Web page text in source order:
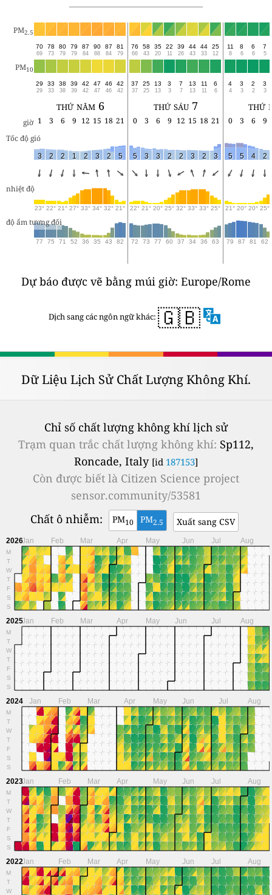
PM2.5
70
69
78
73
80
79
79
79
87
84
90
88
87
84
81
79
76
66
58
43
35
20
22
11
39
26
44
43
44
33
25
12
11
8
8
6
6
6
7
5
PM10
29
29
33
33
38
38
39
39
42
42
47
47
46
46
42
42
37
37
25
25
13
13
3
3
7
7
13
13
11
11
6
6
4
4
3
3
2
2
3
3
thứ năm 6 thứ sáu 7 thứ
giờ 1 3 6 9 12 15 18 21 0 3 6 9 12 15 18 21 0 3 6
9
Tốc độ gió
3 2 2 1 2 3 2 5 5 3 3 2 2 3 2 3 5 5 4 2
nhiệt độ
23° 22° 21° 27° 33° 34° 32° 21° 22° 21° 20° 25° 32° 33° 33° 25° 21° 20° 20° 25°
độ ẩm tương đối
77 75 71 52 36 35 43 82 72 73 77 60 37 34 36 63 79 87 81 62
Dự báo được vẽ bằng múi giờ: Europe/Rome
Dịch sang các ngôn ngữ khác: 🇬🇧
Dữ Liệu Lịch Sử Chất Lượng Không Khí.
Chỉ số chất lượng không khí lịch sử
Trạm quan trắc chất lượng không khí: Sp112,
Roncade, Italy [id 187153]
Còn được biết là Citizen Science project
sensor.community/53581
Chất ô nhiễm:
PM10 PM2.5 Xuất sang CSV
2026
M
T
W
T
F
S
S
Jan Feb Mar Apr May Jun Jul Aug
2025
M
T
W
T
F
S
S
Jan Feb Mar Apr May Jun Jul Aug
2024
M
T
W
T
F
S
S
Jan Feb Mar Apr May Jun Jul Aug
2023
M
T
W
T
F
S
S
Jan Feb Mar Apr May Jun Jul Aug
2022
M
T
W
Jan Feb Mar Apr May Jun Jul Aug